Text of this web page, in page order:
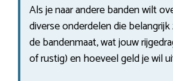
Als je naar andere banden wilt
diverse onderdelen die belangrijk
de bandenmaat, wat jouw
of rustig) en hoeveel geld je wil